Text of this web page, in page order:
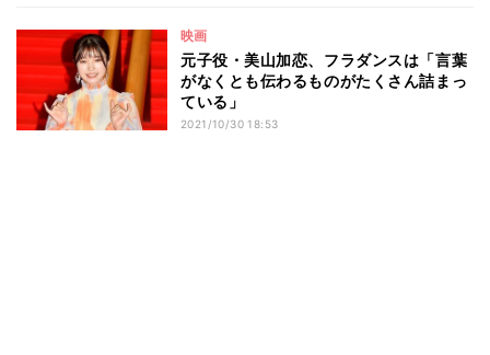
映画
元子役・美山加恋、フラダンスは「言葉
がなくとも伝わるものがたくさん詰まっ
ている」
2021/10/30 18:53